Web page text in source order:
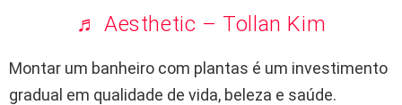
♬ Aesthetic – Tollan Kim
Montar um banheiro com plantas é um investimento
gradual em qualidade de vida, beleza e saúde.